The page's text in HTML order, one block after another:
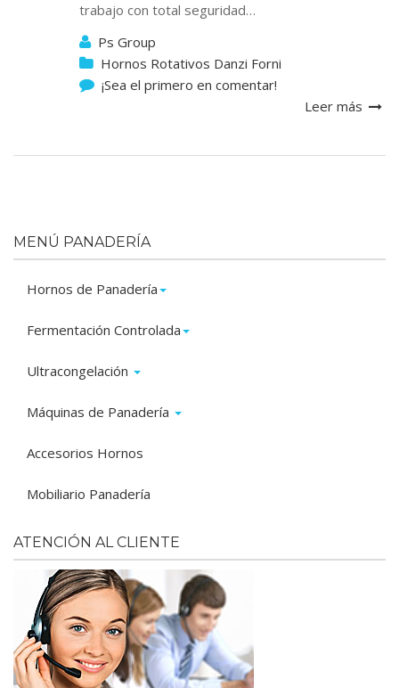
trabajo con total seguridad…
Ps Group
Hornos Rotativos Danzi Forni
¡Sea el primero en comentar!
Leer más
MENÚ PANADERÍA
Hornos de Panadería
Fermentación Controlada
Ultracongelación
Máquinas de Panadería
Accesorios Hornos
Mobiliario Panadería
ATENCIÓN AL CLIENTE